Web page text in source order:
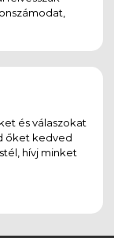
és válaszokat
őket kedved
hívj minket